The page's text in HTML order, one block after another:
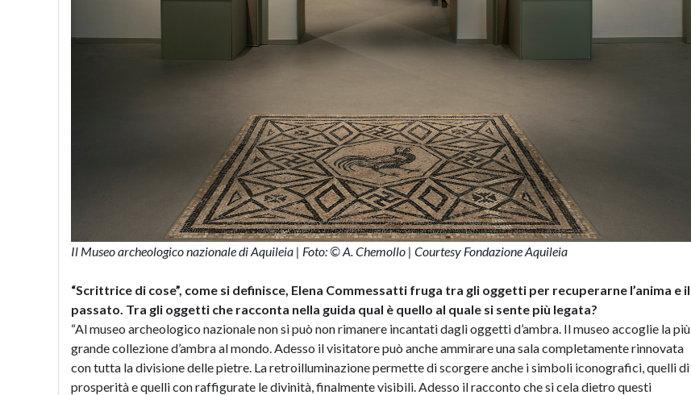
Il Museo archeologico nazionale di Aquileia | Foto: © A. Chemollo | Courtesy Fondazione Aquileia
“Scrittrice di cose”, come si definisce, Elena Commessatti fruga tra gli oggetti per recuperarne l’anima e il
passato. Tra gli oggetti che racconta nella guida qual è quello al quale si sente più legata?
“Al museo archeologico nazionale non si può non rimanere incantati dagli oggetti d’ambra. Il museo accoglie la più
grande collezione d’ambra al mondo. Adesso il visitatore può anche ammirare una sala completamente rinnovata
con tutta la divisione delle pietre. La retroilluminazione permette di scorgere anche i simboli iconografici, quelli di
prosperità e quelli con raffigurate le divinità, finalmente visibili. Adesso il racconto che si cela dietro questi